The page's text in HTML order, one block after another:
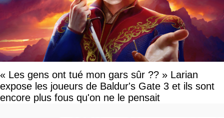
« Les gens ont tué mon gars sûr ?? » Larian
expose les joueurs de Baldur's Gate 3 et ils sont
encore plus fous qu'on ne le pensait